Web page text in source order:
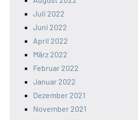
Juli 2022
Juni 2022
April 2022
März 2022
Februar 2022
Januar 2022
Dezember 2021
November 2021